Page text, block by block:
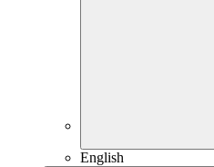
English